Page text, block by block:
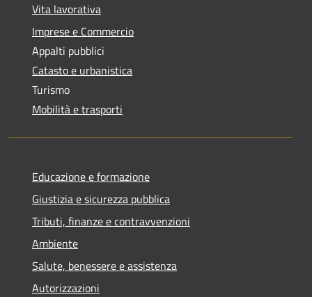
Vita lavorativa
Imprese e Commercio
Appalti pubblici
Catasto e urbanistica
Turismo
Mobilità e trasporti
Educazione e formazione
Giustizia e sicurezza pubblica
Tributi, finanze e contravvenzioni
Ambiente
Salute, benessere e assistenza
Autorizzazioni